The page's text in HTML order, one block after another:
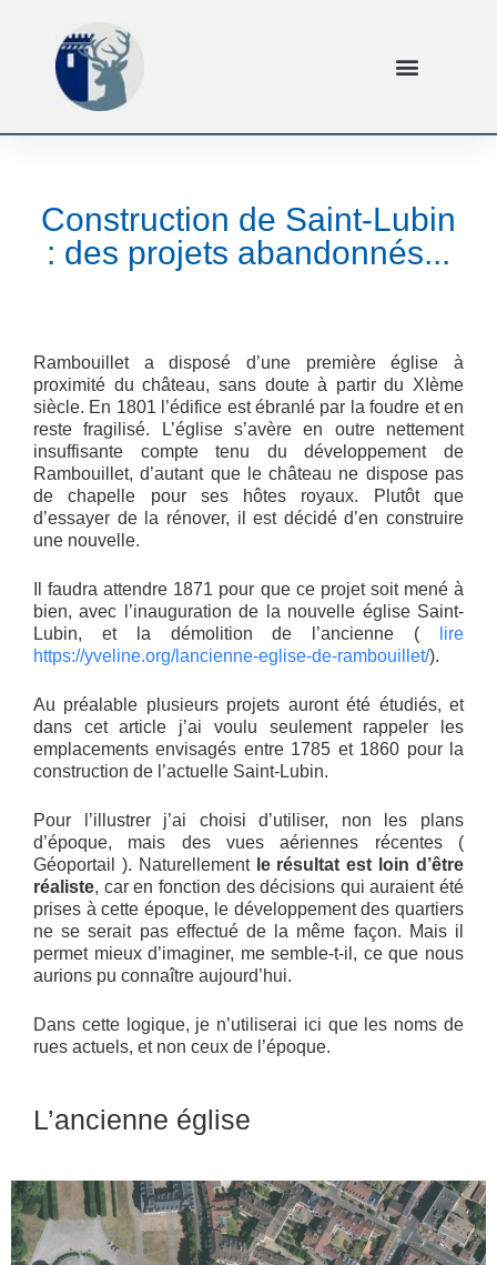
Construction de Saint-Lubin
: des projets abandonnés...
Rambouillet a disposé d’une première église à
proximité du château, sans doute à partir du XIème
siècle. En 1801 l’édifice est ébranlé par la foudre et en
reste fragilisé. L’église s’avère en outre nettement
insuffisante compte tenu du développement de
Rambouillet, d’autant que le château ne dispose pas
de chapelle pour ses hôtes royaux. Plutôt que
d’essayer de la rénover, il est décidé d’en construire
une nouvelle.
Il faudra attendre 1871 pour que ce projet soit mené à
bien, avec l’inauguration de la nouvelle église Saint-
Lubin, et la démolition de l’ancienne (
lire
https://yveline.org/lancienne-eglise-de-rambouillet/).
Au préalable plusieurs projets auront été étudiés, et
dans cet article j’ai voulu seulement rappeler les
emplacements envisagés entre 1785 et 1860 pour la
construction de l’actuelle Saint-Lubin.
Pour l’illustrer j’ai choisi d’utiliser, non les plans
d’époque, mais des vues aériennes récentes (
Géoportail ). Naturellement le résultat est loin d’être
réaliste, car en fonction des décisions qui auraient été
prises à cette époque, le développement des quartiers
ne se serait pas effectué de la même façon. Mais il
permet mieux d’imaginer, me semble-t-il, ce que nous
aurions pu connaître aujourd’hui.
Dans cette logique, je n’utiliserai ici que les noms de
rues actuels, et non ceux de l’époque.
L’ancienne église